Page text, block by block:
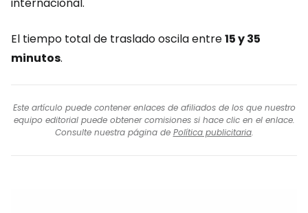
internacional.
El tiempo total de traslado oscila entre15 y 35
minutos.
Este artículo puede contener enlaces de afiliados de los que nuestro
equipo editorial puede obtener comisiones si hace clic en el enlace.
Consulte nuestra página de Política publicitaria.